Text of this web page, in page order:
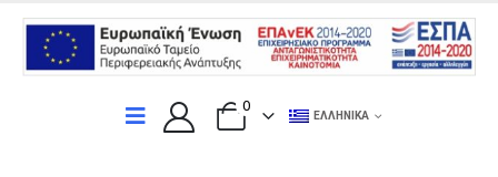
0
ΕΛΛΗΝΙΚΆ